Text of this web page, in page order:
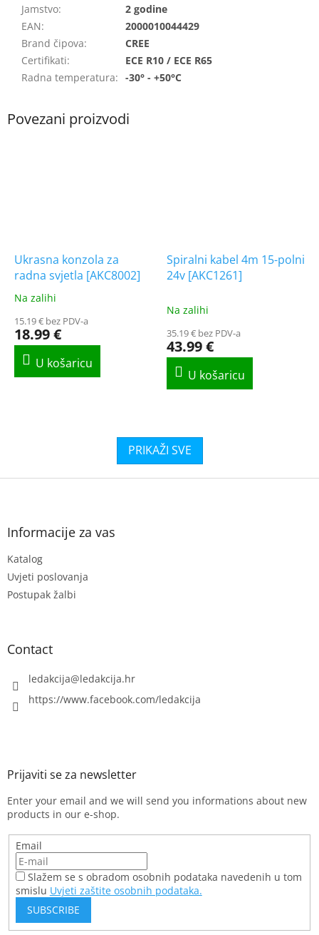
Ukrasna konzola za
radna svjetla [AKC8002]
The
product
rating
5.0
out
Na zalihi
15.19 € bez PDV-a
18.99 €
Spiralni kabel 4m 15-polni
24v [AKC1261]
Na zalihi
35.19 € bez PDV-a
43.99 €
Jamstvo:
2 godine
EAN:
2000010044429
Brand čipova:
CREE
Certifikati:
ECE R10 / ECE R65
Radna temperatura: -30° - +50°C
F
Informacije za vas
Katalog
Uvjeti poslovanja
Postupak žalbi
Contact
ledakcija@ledakcija.hr
https://www.facebook.com/ledakcija
Enter your email and we will send you informations about new
products in our e-shop.
Email
Slažem se s obradom osobnih podataka navedenih u tom
smislu Uvjeti zaštite osobnih podataka.
SUBSCRIBE